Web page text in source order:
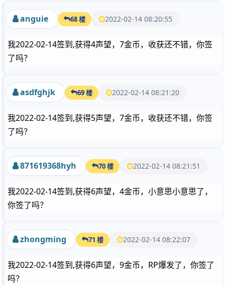
anguie 68 楼 2022-02-14 08:20:55
我2022-02-14签到,获得4声望，7金币，收获还不错，你签
了吗？
asdfghjk 69 楼 2022-02-14 08:21:20
我2022-02-14签到,获得5声望，7金币，收获还不错，你签
了吗？
871619368hyh 70 楼 2022-02-14 08:21:51
我2022-02-14签到,获得6声望，4金币，小意思小意思了，
你签了吗？
zhongming 71 楼 2022-02-14 08:22:07
我2022-02-14签到,获得6声望，9金币，RP爆发了，你签了
吗？